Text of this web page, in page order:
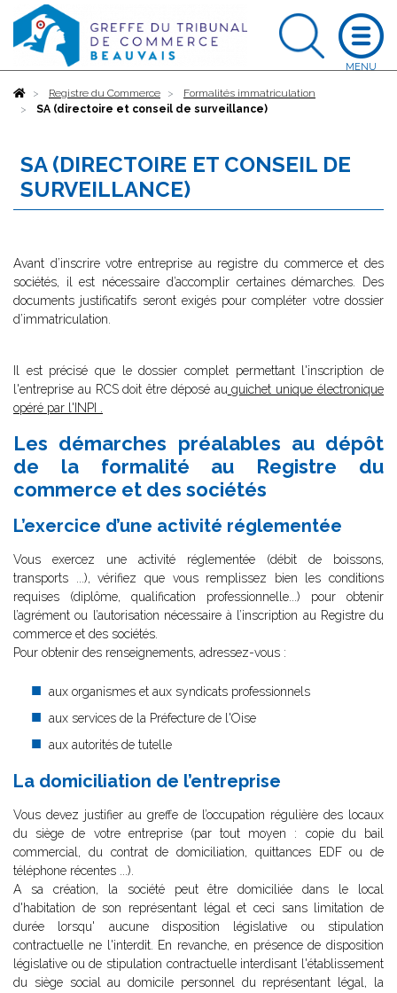
AccueilRegistre du Commerce
Formalités immatriculation
SA (directoire et conseil de surveillance)
SA (DIRECTOIRE ET CONSEIL DE
SURVEILLANCE)
Avant d’inscrire votre entreprise au registre du commerce et des
sociétés, il est nécessaire d’accomplir certaines démarches. Des
documents justificatifs seront exigés pour compléter votre dossier
d’immatriculation.
Il est précisé que le dossier complet permettant l'inscription de
l'entreprise au RCS doit être déposé au guichet unique électronique
opéré par l'INPI
Les démarches préalables au dépôt
de la formalité au Registre du
commerce et des sociétés
L’exercice d’une activité réglementée
Vous exercez une activité réglementée (débit de boissons,
transports ...), vérifiez que vous remplissez bien les conditions
requises (diplôme, qualification professionnelle...) pour obtenir
l’agrément ou l’autorisation nécessaire à l’inscription au Registre du
commerce et des sociétés.
Pour obtenir des renseignements, adressez-vous :
aux organismes et aux syndicats professionnels
aux services de la Préfecture de l'Oise
aux autorités de tutelle
La domiciliation de l’entreprise
Vous devez justifier au greffe de l’occupation régulière des locaux
du siège de votre entreprise (par tout moyen : copie du bail
commercial, du contrat de domiciliation, quittances EDF ou de
téléphone récentes ...).
A sa création, la société peut être domiciliée dans le local
d'habitation de son représentant légal et ceci sans limitation de
durée lorsqu' aucune disposition législative ou stipulation
contractuelle ne l'interdit. En revanche, en présence de disposition
législative ou de stipulation contractuelle interdisant l'établissement
du siège social au domicile personnel du représentant légal, la